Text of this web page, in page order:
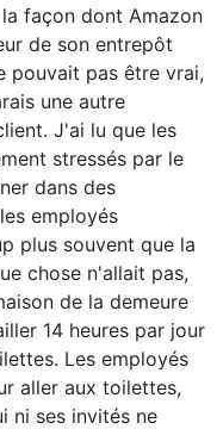
façon dont Amazon
de son entrepôt
pouvait pas être vrai,
une autre
J'ai lu que les
stressés par le
dans des
employés
plus souvent que la
chose n'allait pas,
de la demeure
14 heures par jour
Les employés
aller aux toilettes,
ni ses invités ne